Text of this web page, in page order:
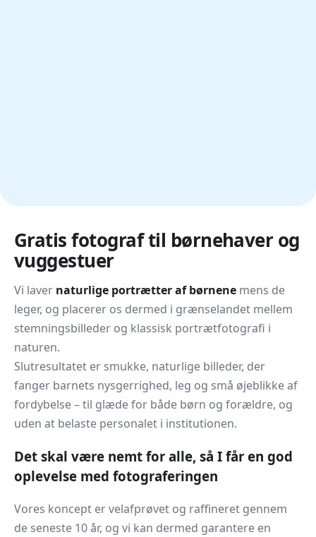
Gratis fotograf til børnehaver og
vuggestuer
Vi laver naturlige portrætter af børnene mens de
leger, og placerer os dermed i grænselandet mellem
stemningsbilleder og klassisk portrætfotografi i
naturen.
Slutresultatet er smukke, naturlige billeder, der
fanger barnets nysgerrighed, leg og små øjeblikke af
fordybelse – til glæde for både børn og forældre, og
uden at belaste personalet i institutionen.
Det skal være nemt for alle, så I får en god
oplevelse med fotograferingen
Vores koncept er velafprøvet og raffineret gennem
de seneste 10 år, og vi kan dermed garantere en